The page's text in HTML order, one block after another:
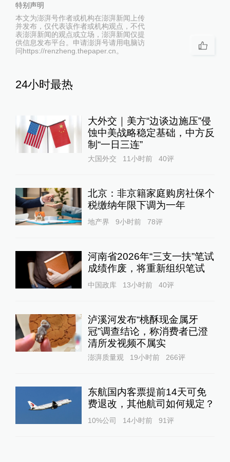
特别声明
本文为澎湃号作者或机构在澎湃新闻上传
并发布，仅代表该作者或机构观点，不代
表澎湃新闻的观点或立场，澎湃新闻仅提
供信息发布平台。申请澎湃号请用电脑访
问https://renzheng.thepaper.cn。
24小时最热
大外交｜美方“边谈边施压”侵
蚀中美战略稳定基础，中方反
制“一日三连”
大国外交 11小时前 40评
北京：非京籍家庭购房社保个
税缴纳年限下调为一年
地产界 9小时前 78评
河南省2026年“三支一扶”笔试
成绩作废，将重新组织笔试
中国政库 13小时前 40评
泸溪河发布“桃酥现金属牙
冠”调查结论，称消费者已澄
清所发视频不属实
澎湃质量观 19小时前 266评
东航国内客票提前14天可免
费退改，其他航司如何规定？
10%公司 14小时前 91评